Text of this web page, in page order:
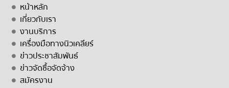
หน้าหลัก
เกี่ยวกับเรา
งานบริการ
เครื่องมือทางนิวเคลียร์
ข่าวประชาสัมพันธ์
ข่าวจัดซื้อจัดจ้าง
สมัครงาน